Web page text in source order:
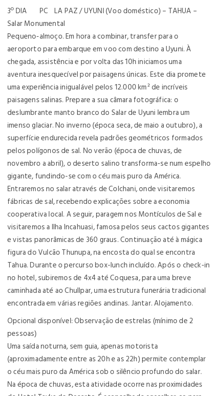
3º DIA PC LA PAZ / UYUNI (Voo doméstico) – TAHUA –
Salar Monumental
Pequeno-almoço. Em hora a combinar, transfer para o
aeroporto para embarque em voo com destino a Uyuni. À
chegada, assistência e por volta das 10h iniciamos uma
aventura inesquecível por paisagens únicas. Este dia promete
uma experiência inigualável pelos 12.000 km² de incríveis
paisagens salinas. Prepare a sua câmara fotográfica: o
deslumbrante manto branco do Salar de Uyuni lembra um
imenso glaciar. No inverno (época seca, de maio a outubro), a
superfície endurecida revela padrões geométricos formados
pelos polígonos de sal. No verão (época de chuvas, de
novembro a abril), o deserto salino transforma-se num espelho
gigante, fundindo-se com o céu mais puro da América.
Entraremos no salar através de Colchani, onde visitaremos
fábricas de sal, recebendo explicações sobre a economia
cooperativa local. A seguir, paragem nos Montículos de Sal e
visitaremos a Ilha Incahuasi, famosa pelos seus cactos gigantes
e vistas panorâmicas de 360 graus. Continuação até à mágica
figura do Vulcão Thunupa, na encosta do qual se encontra
Tahua. Durante o percurso box-lunch incluído. Após o check-in
no hotel, subiremos de 4x4 até Coquesa, para uma breve
caminhada até ao Chullpar, uma estrutura funerária tradicional
encontrada em várias regiões andinas. Jantar. Alojamento.
Opcional disponível: Observação de estrelas (mínimo de 2
pessoas)
Uma saída noturna, sem guia, apenas motorista
(aproximadamente entre as 20h e as 22h) permite contemplar
o céu mais puro da América sob o silêncio profundo do salar.
Na época de chuvas, esta atividade ocorre nas proximidades